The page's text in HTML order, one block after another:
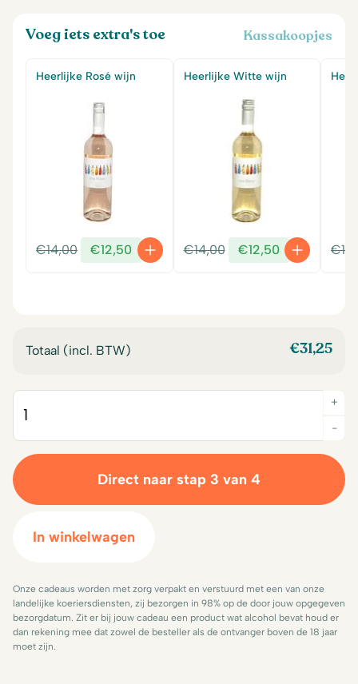
Voeg iets extra's toe Kassakoopjes
Heerlijke Rosé wijn
€14,00
Oorspronkelijke
prijs
€12,50
Huidige
prijs
Heerlijke Witte wijn
€14,00
Oorspronkelijke
prijs
€12,50
Huidige
prijs
€
Totaal (incl. BTW) €31,25
-
+
Direct naar stap 3 van 4
In winkelwagen
Onze cadeaus worden met zorg verpakt en verstuurd met een van onze
landelijke koeriersdiensten, zij bezorgen in 98% op de door jouw opgegeven
bezorgdatum. Zit er bij jouw cadeau een product wat alcohol bevat houd er
dan rekening mee dat zowel de besteller als de ontvanger boven de 18 jaar
moet zijn.